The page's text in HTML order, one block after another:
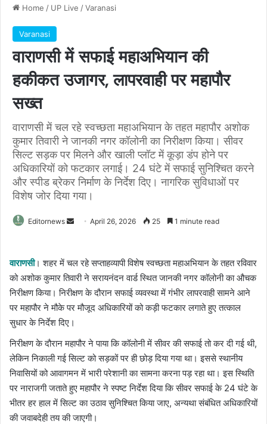
Home / UP Live /Varanasi
Varanasi
वाराणसी में सफाई महाअभियान की
हकीकत उजागर, लापरवाही पर महापौर
सख्त
वाराणसी में चल रहे स्वच्छता महाअभियान के तहत महापौर अशोक
कुमार तिवारी ने जानकी नगर कॉलोनी का निरीक्षण किया। सीवर
सिल्ट सड़क पर मिलने और खाली प्लॉट में कूड़ा डंप होने पर
अधिकारियों को फटकार लगाई। 24 घंटे में सफाई सुनिश्चित करने
और स्पीड ब्रेकर निर्माण के निर्देश दिए। नागरिक सुविधाओं पर
विशेष जोर दिया गया।
Editornews
Send April 26, 2026 25 1 minute read
वाराणसी। शहर में चल रहे सप्ताहव्यापी विशेष स्वच्छता महाअभियान के तहत रविवार
को अशोक कुमार तिवारी ने सरायनंदन वार्ड स्थित जानकी नगर कॉलोनी का औचक
निरीक्षण किया। निरीक्षण के दौरान सफाई व्यवस्था में गंभीर लापरवाही सामने आने
पर महापौर ने मौके पर मौजूद अधिकारियों को कड़ी फटकार लगाते हुए तत्काल
सुधार के निर्देश दिए।
निरीक्षण के दौरान महापौर ने पाया कि कॉलोनी में सीवर की सफाई तो कर दी गई थी,
लेकिन निकाली गई सिल्ट को सड़कों पर ही छोड़ दिया गया था। इससे स्थानीय
निवासियों को आवागमन में भारी परेशानी का सामना करना पड़ रहा था। इस स्थिति
पर नाराजगी जताते हुए महापौर ने स्पष्ट निर्देश दिया कि सीवर सफाई के 24 घंटे के
भीतर हर हाल में सिल्ट का उठाव सुनिश्चित किया जाए, अन्यथा संबंधित अधिकारियों
की जवाबदेही तय की जाएगी।